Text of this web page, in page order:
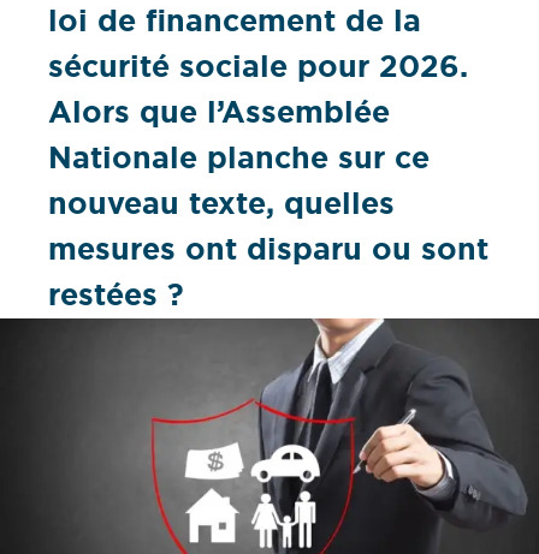
loi de financement de la
sécurité sociale pour 2026.
Alors que l’Assemblée
Nationale planche sur ce
nouveau texte, quelles
mesures ont disparu ou sont
restées ?